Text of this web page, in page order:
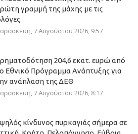
γραμμή της μάχης με τις
7 Αυγούστου 2026, 9:57
204,6 εκατ. ευρώ από
Εθνικό Πρόγραμμα Ανάπτυξης για
ανάπλαση της ΔΕΘ
7 Αυγούστου 2026, 8:17
κίνδυνος πυρκαγιάς σήμερα σε